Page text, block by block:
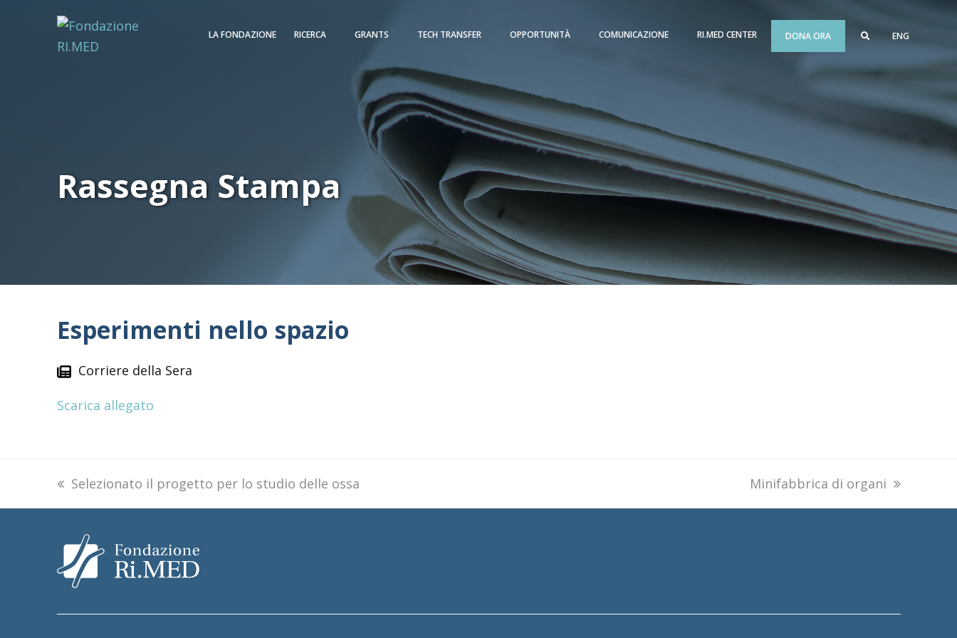
LA FONDAZIONE RICERCA GRANTS TECH TRANSFER OPPORTUNITÀ COMUNICAZIONE RI.MED CENTER DONA ORA ENG
Rassegna Stampa
Esperimenti nello spazio
Corriere della Sera
Scarica allegato
previous
post:
Selezionato il progetto per lo studio delle ossa
next
post:
Minifabbrica di organi